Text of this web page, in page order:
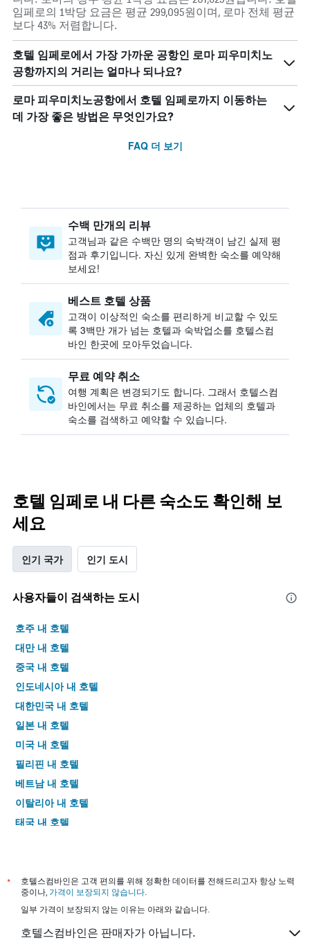
임페로의 1박당 요금은 평균 299,095원이며, 로마 전체 평균
보다 43% 저렴합니다.
호텔 임페로에서 가장 가까운 공항인 로마 피우미치노
공항까지의 거리는 얼마나 되나요?
로마 피우미치노공항에서 호텔 임페로까지 이동하는
데 가장 좋은 방법은 무엇인가요?
FAQ 더 보기
수백 만개의 리뷰
고객님과 같은 수백만 명의 숙박객이 남긴 실제 평
점과 후기입니다. 자신 있게 완벽한 숙소를 예약해
보세요!
베스트 호텔 상품
고객이 이상적인 숙소를 편리하게 비교할 수 있도
록 3백만 개가 넘는 호텔과 숙박업소를 호텔스컴
바인 한곳에 모아두었습니다.
무료 예약 취소
여행 계획은 변경되기도 합니다. ​그래서 호텔스컴
바인에서는 무료 취소를 제공하는 업체의 호텔과
숙소를 검색하고 예약할 수 있습니다.
호텔 임페로 내 다른 숙소도 확인해 보
세요
인기 국가 인기 도시
사용자들이 검색하는 도시
호주 내 호텔
대만 내 호텔
중국 내 호텔
인도네시아 내 호텔
대한민국 내 호텔
일본 내 호텔
미국 내 호텔
필리핀 내 호텔
베트남 내 호텔
이탈리아 내 호텔
태국 내 호텔
*
호텔스컴바인은 고객 편의를 위해 정확한 데이터를 전해드리고자 항상 노력
중이나, 가격이 보장되지 않습니다.
일부 가격이 보장되지 않는 이유는 아래와 같습니다.
호텔스컴바인은 판매자가 아닙니다.